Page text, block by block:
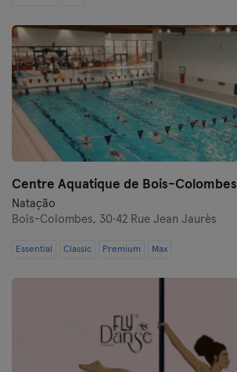
Centre Aquatique de Bois-Colombes
Natação
Bois-Colombes, 30·42 Rue Jean Jaurès
Essential Classic Premium Max